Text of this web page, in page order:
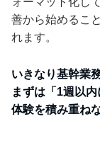
善から始めるこ
れます。
いきなり基幹業
まずは「1週以
体験を積み重ね